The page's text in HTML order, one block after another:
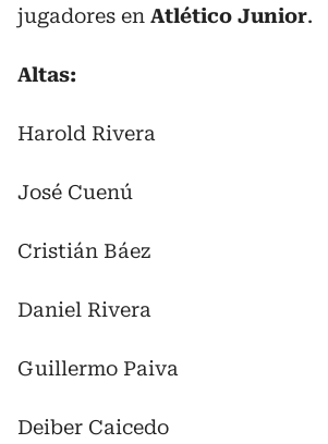
jugadores en Atlético Junior.
Altas:
Harold Rivera
José Cuenú
Cristián Báez
Daniel Rivera
Guillermo Paiva
Deiber Caicedo